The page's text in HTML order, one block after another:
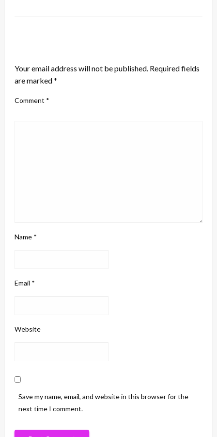
Your email address will not be published. Required fields
are marked*
Comment *
Name *
Email *
Website
Save my name, email, and website in this browser for the
next time I comment.